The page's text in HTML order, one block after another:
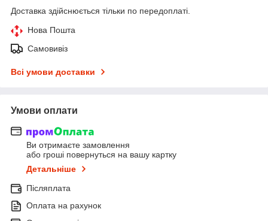
Доставка здійснюється тільки по передоплаті.
Нова Пошта
Самовивіз
Всі умови доставки
Умови оплати
Ви отримаєте замовлення
або гроші повернуться на вашу картку
Детальніше
Післяплата
Оплата на рахунок